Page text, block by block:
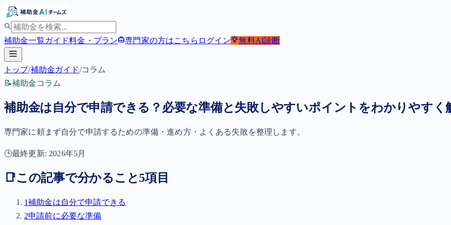
補助金一覧ガイド料金・プラン 専門家の方はこちら ログイン 無料AI診断
トップ/補助金ガイド/コラム
📝補助金コラム
補助金は自分で申請できる？必要な準備と失敗しやすいポイントをわかりやすく
専門家に頼まず自分で申請するための準備・進め方・よくある失敗を整理します。
🕒最終更新: 2026年5月
📑この記事で分かること5項目
1補助金は自分で申請できる
2申請前に必要な準備